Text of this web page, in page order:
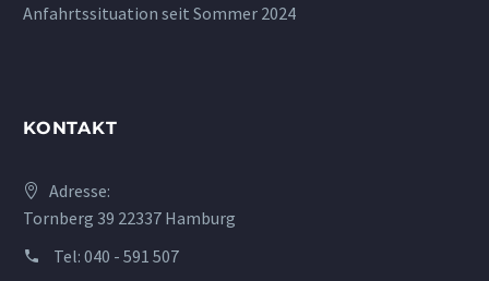
Anfahrtssituation seit Sommer 2024
KONTAKT
Adresse:
Tornberg 39 22337 Hamburg
Tel: 040 - 591 507